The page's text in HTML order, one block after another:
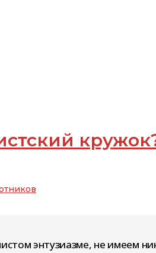
энтузиазме, не имеем